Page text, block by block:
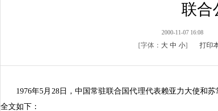
联合
2000-11-07 16:08
[字体： 大 中 小] 打印
1976年5月28日，中国常驻联合国代理代表赖亚力大使和苏
全文如下：